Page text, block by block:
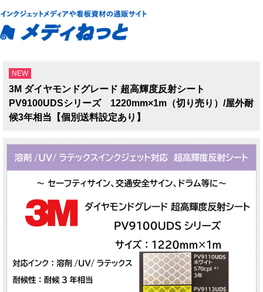
NEW
3M ダイヤモンドグレード 超高輝度反射シート
PV9100UDSシリーズ 1220mm×1m（切り売り）/屋外耐
候3年相当【個別送料設定あり】